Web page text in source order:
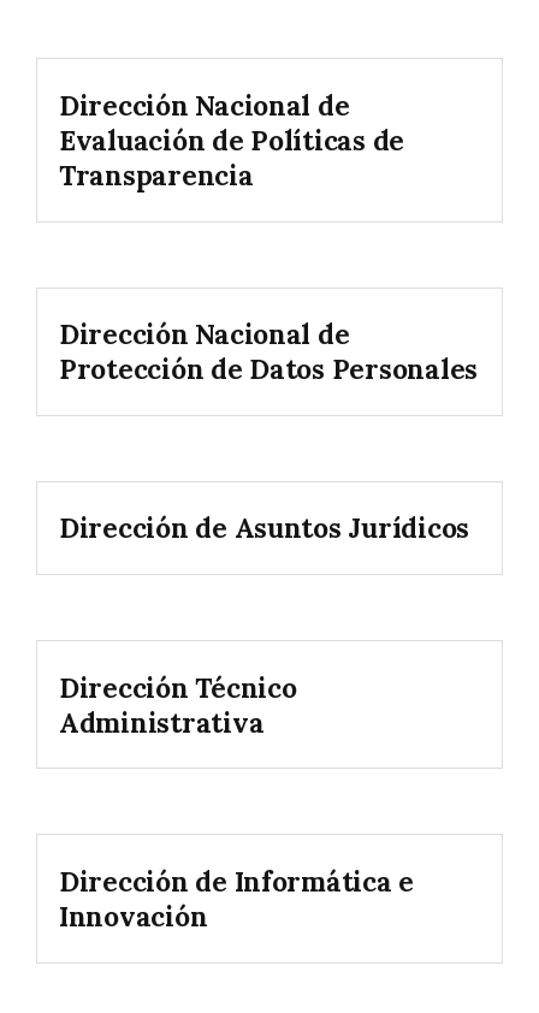
Dirección Nacional de
Evaluación de Políticas de
Transparencia
Dirección Nacional de
Protección de Datos Personales
Dirección de Asuntos Jurídicos
Dirección Técnico
Administrativa
Dirección de Informática e
Innovación